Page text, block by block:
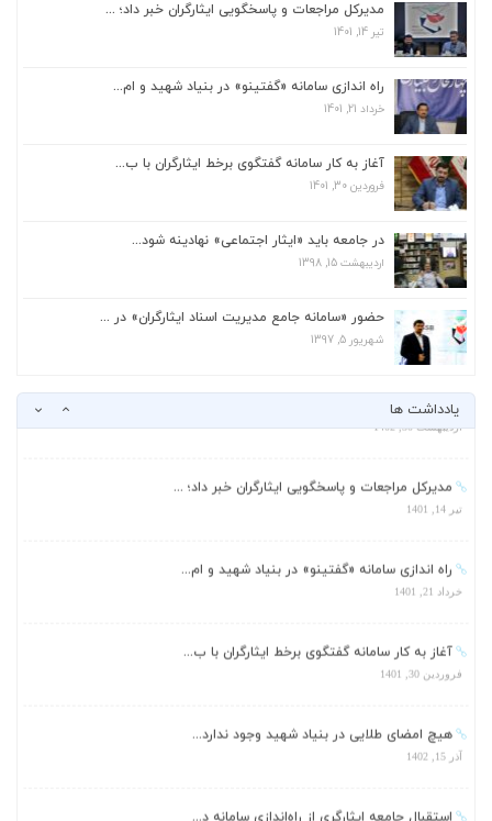
مدیرکل مراجعات و پاسخگویی ایثارگران خبر داد؛ ...
تیر 14, 1401
راه اندازی سامانه «گفتینو» در بنیاد شهید و ام...
خرداد 21, 1401
آغاز به کار سامانه گفتگوی برخط ایثارگران با ب...
فروردین 30, 1401
در جامعه باید «ایثار اجتماعی» نهادینه شود...
اردیبهشت 15, 1398
حضور «سامانه جامع مدیریت اسناد ایثارگران» در ...
شهریور 5, 1397
یادداشت ها
مدیرکل مراجعات و پاسخگویی ایثارگران خبر داد؛ ...
راه اندازی سامانه «گفتینو» در بنیاد شهید و ام...
آغاز به کار سامانه گفتگوی برخط ایثارگران با ب...
فروردین 30, 1401
هیچ امضای طلایی در بنیاد شهید وجود ندارد...
آذر 15, 1402
تیر 14, 1401
خرداد 21, 1401
فروردین 30, 1401
آذر 15, 1402
اردیبهشت 30, 1402